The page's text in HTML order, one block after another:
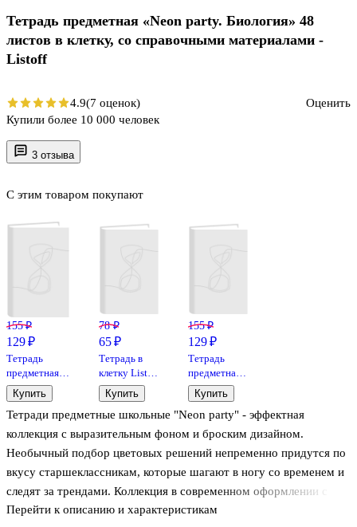
3 отзыва
Тетради предметные школьные "Neon party" - эффектная
коллекция с выразительным фоном и броским дизайном.
Необычный подбор цветовых решений непременно придутся по
вкусу старшеклассникам, которые шагают в ногу со временем и
следят за трендами. Коллекция в современном оформлении с
преобладанием сочных и ярких оттенков становится выбором
Перейти к описанию и характеристикам
С этим товаром покупают
155 ₽
129 ₽
Тетрадь
предметная
«Shades.
История» 48
листов в
клетку, со
материалами -
Listoff
Купить
78 ₽
65 ₽
Тетрадь в
клетку Listoff
«Классическая
серия» в
ассортименте,
24 листа
Купить
155 ₽
129 ₽
Тетрадь
предметная
«Shades.
Литература»
48 листов в
линейку, со
материалами
- Listoff
Купить
Тетрадь предметная «Neon party. Биология» 48
листов в клетку, со справочными материалами -
Listoff
4.9(7 оценок)
Оценить
Купили более 10 000 человек